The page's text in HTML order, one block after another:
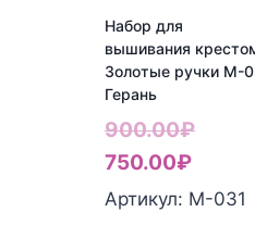
Набор для
вышивания
Золотые ручки M-
Герань
900.00₽
750.00₽
цена:
Артикул: M-031